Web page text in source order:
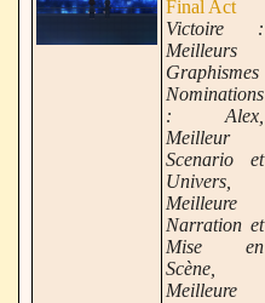
Final Act
Victoire :
Meilleurs
Graphismes
Nominations
: Alex,
Meilleur
Scenario et
Univers,
Meilleure
Narration et
Mise en
Scène,
Meilleure